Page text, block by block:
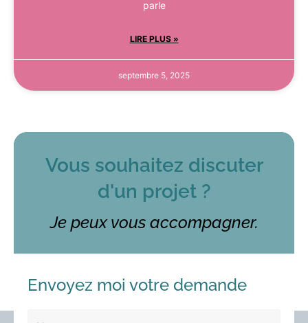
parle
LIRE PLUS »
septembre 5, 2025
Vous souhaitez discuter
d'un projet ?
Je peux vous accompagner.
Envoyez moi votre demande